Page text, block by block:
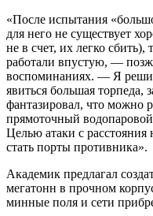
«После испытания
для него не существует
не в счет, их легко
работали впустую, —
воспоминаниях. — Я
явиться большая торпеда,
фантазировал, что можно
прямоточный
Целью атаки с
стать порты противника».
Академик предлагал
мегатонн в прочном
минные поля и сети